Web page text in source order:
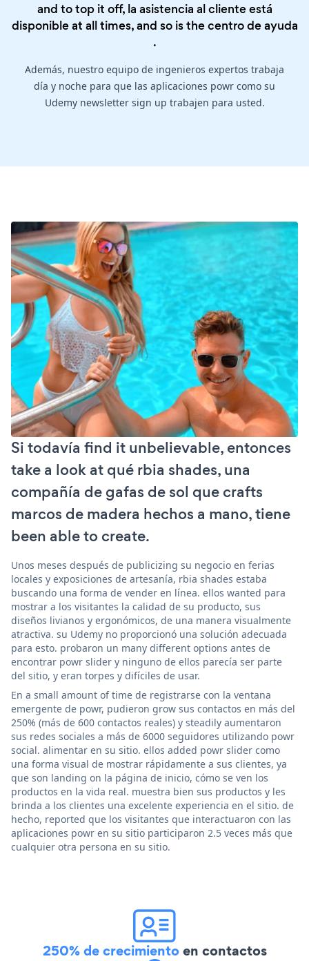
and to top it off, la asistencia al cliente está
disponible at all times, and so is thecentro de ayuda
.
Además, nuestro equipo de ingenieros expertos trabaja
día y noche para que las aplicaciones powr como su
Udemy newsletter sign up trabajen para usted.
Si todavía find it unbelievable, entonces
take a look at qué rbia shades, una
compañía de gafas de sol que crafts
marcos de madera hechos a mano, tiene
been able to create.
Unos meses después de publicizing su negocio en ferias
locales y exposiciones de artesanía, rbia shades estaba
buscando una forma de vender en línea. ellos wanted para
mostrar a los visitantes la calidad de su producto, sus
diseños livianos y ergonómicos, de una manera visualmente
atractiva. su Udemy no proporcionó una solución adecuada
para esto. probaron un many different options antes de
encontrar powr slider y ninguno de ellos parecía ser parte
del sitio, y eran torpes y difíciles de usar.
En a small amount of time de registrarse con la ventana
emergente de powr, pudieron grow sus contactos en más del
250% (más de 600 contactos reales) y steadily aumentaron
sus redes sociales a más de 6000 seguidores utilizando powr
social. alimentar en su sitio. ellos added powr slider como
una forma visual de mostrar rápidamente a sus clientes, ya
que son landing on la página de inicio, cómo se ven los
productos en la vida real. muestra bien sus productos y les
brinda a los clientes una excelente experiencia en el sitio. de
hecho, reported que los visitantes que interactuaron con las
aplicaciones powr en su sitio participaron 2.5 veces más que
cualquier otra persona en su sitio.
250% de crecimientoen contactos